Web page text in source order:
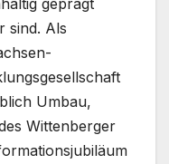
geprägt
sind. Als
Umbau,
Wittenberger